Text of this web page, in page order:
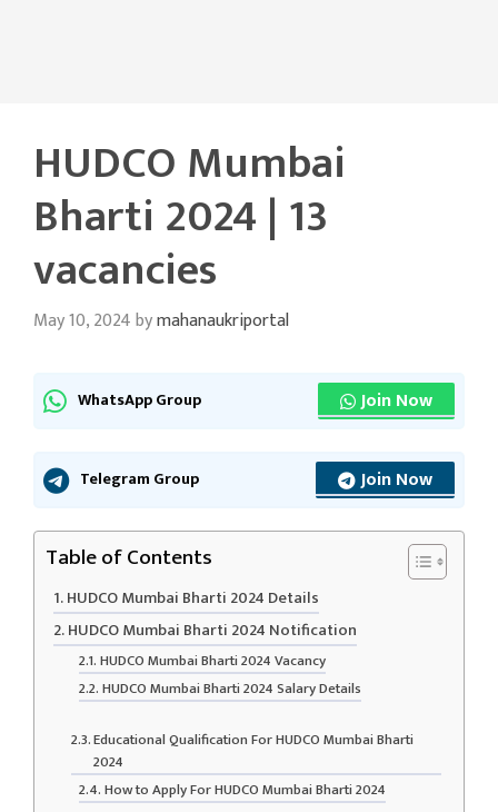
HUDCO Mumbai
Bharti 2024 | 13
vacancies
May 10, 2024bymahanaukriportal
WhatsApp Group Join Now
Telegram Group Join Now
Table of Contents
HUDCO Mumbai Bharti 2024 Details
HUDCO Mumbai Bharti 2024 Notification
HUDCO Mumbai Bharti 2024 Vacancy
HUDCO Mumbai Bharti 2024 Salary Details
Educational Qualification For HUDCO Mumbai Bharti
2024
How to Apply For HUDCO Mumbai Bharti 2024